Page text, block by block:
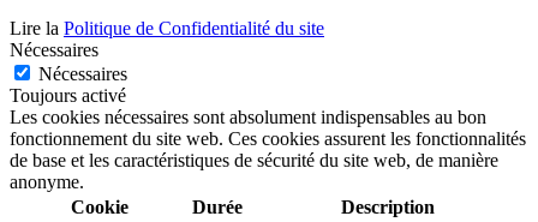
Lire la Politique de Confidentialité du site
Nécessaires
Nécessaires
Toujours activé
Les cookies nécessaires sont absolument indispensables au bon
fonctionnement du site web. Ces cookies assurent les fonctionnalités
de base et les caractéristiques de sécurité du site web, de manière
anonyme.
Cookie
Durée Description